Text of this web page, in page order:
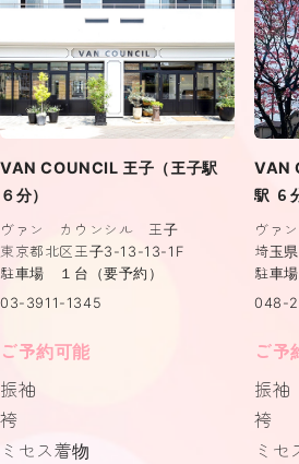
VAN COUNCIL 王子（王子駅
６分）
ヴァン カウンシル 王子
東京都北区王子3-13-13-1F
駐車場 １台（要予約）
03-3911-1345
ご予約可能
振袖
袴
ミセス着物
VAN
駅 ６
ヴァ
埼玉
駐車
048-
ご予
振袖
袴
ミセ